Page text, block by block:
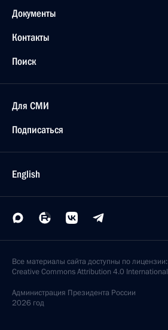
Документы
Контакты
Поиск
Для СМИ
Подписаться
English
Все материалы сайта доступны по лицензии:
Creative Commons Attribution 4.0 International
Администрация Президента России
2026 год